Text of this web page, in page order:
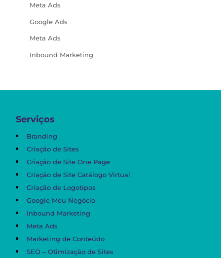
Meta Ads
Google Ads
Meta Ads
Inbound Marketing
Serviços
Branding
Criação de Sites
Criação de Site One Page
Criação de Site Catálogo Virtual
Criação de Logotipos
Google Meu Negócio
Inbound Marketing
Meta Ads
Marketing de Conteúdo
SEO – Otimização de Sites